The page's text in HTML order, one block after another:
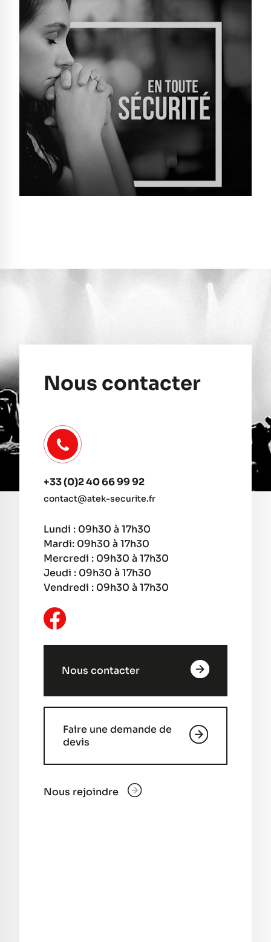
Nous contacter
+33 (0)2 40 66 99 92
contact@atek-securite.fr
Lundi : 09h30 à 17h30
Mardi: 09h30 à 17h30
Mercredi : 09h30 à 17h30
Jeudi : 09h30 à 17h30
Vendredi : 09h30 à 17h30
Nous contacter
Faire une demande de
devis
Nous rejoindre